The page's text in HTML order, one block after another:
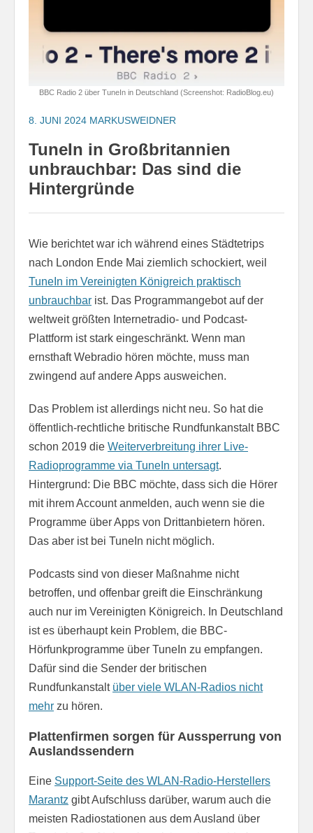
BBC Radio 2 über TuneIn in Deutschland (Screenshot: RadioBlog.eu)
8. JUNI 2024 MARKUSWEIDNER
TuneIn in Großbritannien
unbrauchbar: Das sind die
Hintergründe
Wie berichtet war ich während eines Städtetrips
nach London Ende Mai ziemlich schockiert, weil
TuneIn im Vereinigten Königreich praktisch
unbrauchbar ist. Das Programmangebot auf der
weltweit größten Internetradio- und Podcast-
Plattform ist stark eingeschränkt. Wenn man
ernsthaft Webradio hören möchte, muss man
zwingend auf andere Apps ausweichen.
Das Problem ist allerdings nicht neu. So hat die
öffentlich-rechtliche britische Rundfunkanstalt BBC
schon 2019 die Weiterverbreitung ihrer Live-
Radioprogramme via TuneIn untersagt.
Hintergrund: Die BBC möchte, dass sich die Hörer
mit ihrem Account anmelden, auch wenn sie die
Programme über Apps von Drittanbietern hören.
Das aber ist bei TuneIn nicht möglich.
Podcasts sind von dieser Maßnahme nicht
betroffen, und offenbar greift die Einschränkung
auch nur im Vereinigten Königreich. In Deutschland
ist es überhaupt kein Problem, die BBC-
Hörfunkprogramme über TuneIn zu empfangen.
Dafür sind die Sender der britischen
Rundfunkanstalt über viele WLAN-Radios nicht
mehr zu hören.
Plattenfirmen sorgen für Aussperrung von
Auslandssendern
Eine Support-Seite des WLAN-Radio-Herstellers
Marantz gibt Aufschluss darüber, warum auch die
meisten Radiostationen aus dem Ausland über